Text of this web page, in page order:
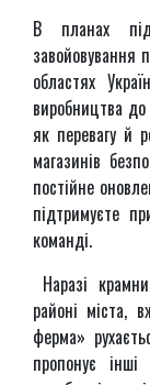
В планах
завойовування
областях
виробництва
як перевагу й
магазинів
постійне
підтримуєте
команді.
Наразі
районі міста,
ферма»
пропонує